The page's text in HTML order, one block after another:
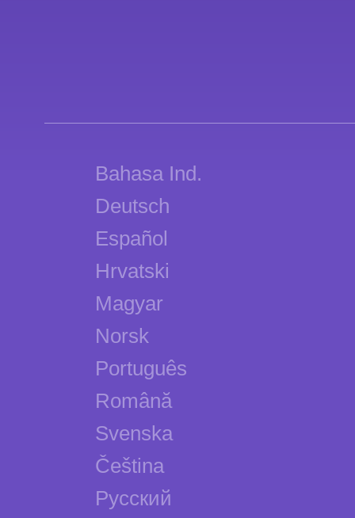
Bahasa Ind.
Deutsch
Español
Hrvatski
Magyar
Norsk
Português
Română
Svenska
Čeština
Русский